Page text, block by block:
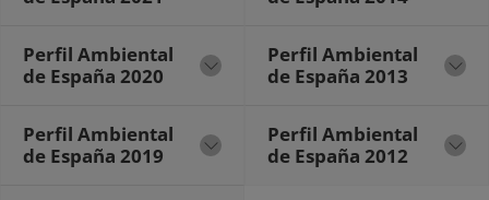
Perfil Ambiental
de España 2020
Perfil Ambiental
de España 2019
Perfil Ambiental
de España 2013
Perfil Ambiental
de España 2012